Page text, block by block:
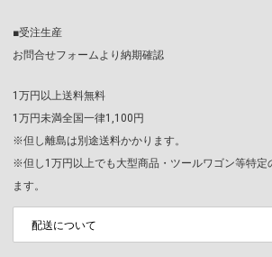
■受注生産
お問合せフォームより納期確認
1万円以上送料無料
1万円未満全国一律1,100円
※但し離島は別途送料かかります。
※但し1万円以上でも大型商品・ツールワゴン等特定
ます。
配送について